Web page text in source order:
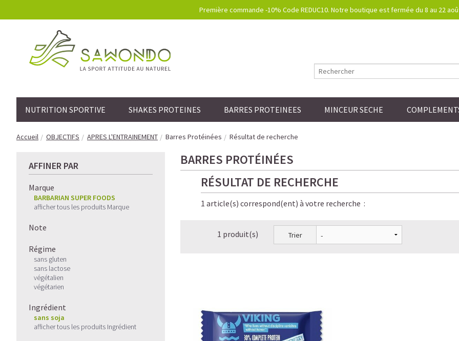
Première commande -10% Code REDUC10. Notre boutique est fermée du 8 au 22
NUTRITION SPORTIVE SHAKES PROTEINES BARRES PROTEINEES MINCEUR SECHE
Accueil OBJECTIFS APRES L'ENTRAINEMENT Barres Protéinées Résultat de recherche
AFFINER PAR
Marque
BARBARIAN SUPER FOODS
afficher tous les produits Marque
Note
Régime
sans gluten
sans lactose
végétalien
végétarien
Ingrédient
sans soja
afficher tous les produits Ingrédient
BARRES PROTÉINÉES
RÉSULTAT DE RECHERCHE
1 article(s) correspond(ent) à votre recherche :
1 produit(s) Trier